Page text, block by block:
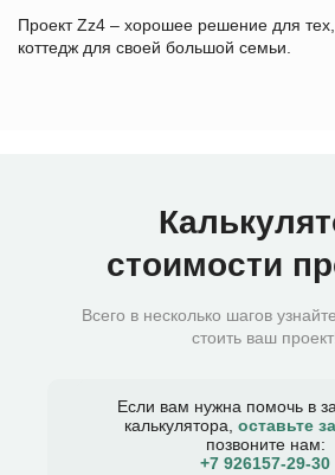
Проект Zz4 – хорошее решение для
коттедж для своей большой семьи.
стоимости
Всего в несколько шагов
стоить ваш
Если вам нужна помочь в
калькулятора, оставьте
позвоните нам:
+7 926157-29-30​